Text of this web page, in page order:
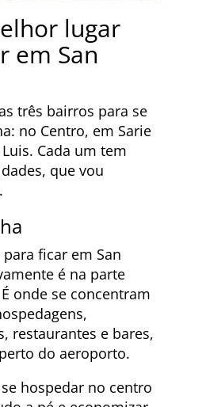
lugar
em San
três bairros para se
no Centro, em Sarie
Cada um tem
que vou
ficar em San
é na parte
onde se concentram
restaurantes e bares,
do aeroporto.
hospedar no centro